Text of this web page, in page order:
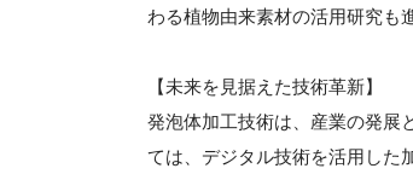
わる植物由来素材の活用研究も
【未来を見据えた技術革新】
発泡体加工技術は、産業の発展
ては、デジタル技術を活用した